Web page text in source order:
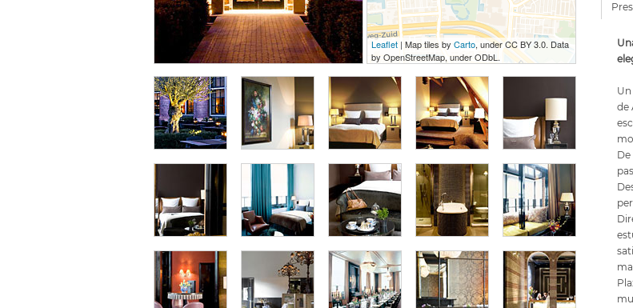
Leaflet | Map tiles byCarto, under CC BY 3.0. Data
by OpenStreetMap, under ODbL.
de